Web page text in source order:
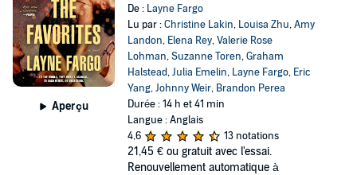
Aperçu
De : Layne Fargo
Lu par :Christine Lakin, Louisa Zhu,Amy
Landon, Elena Rey,Valerie Rose
Lohman,Suzanne Toren,Graham
Halstead,Julia Emelin, Layne Fargo, Eric
Yang,Johnny Weir, Brandon Perea
Durée : 14 h et 41 min
Langue : Anglais
4,6
13 notations
21,45 € ou gratuit avec l'essai.
Renouvellement automatique à